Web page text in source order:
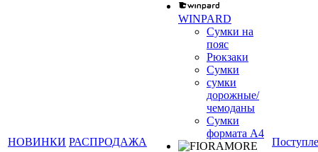
НОВИНКИ РАСПРОДАЖА
WINPARD
Сумки на
пояс
Рюкзаки
Сумки
сумки
дорожные/
чемоданы
Сумки
формата А4